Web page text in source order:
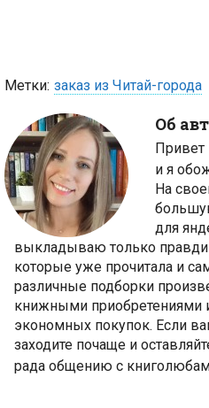
Метки: заказ из Читай-города
Об
и я
На
для
выкладываю только
которые уже прочитала и
различные подборки
книжными приобретениями
экономных покупок. Если
заходите почаще и
рада общению с